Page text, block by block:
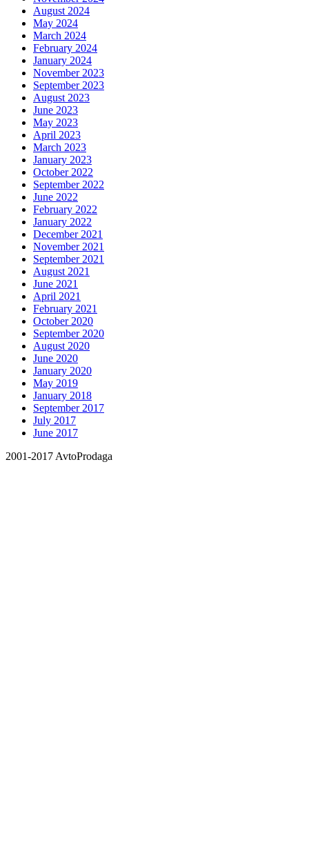
August 2024
May 2024
March 2024
February 2024
January 2024
November 2023
September 2023
August 2023
June 2023
May 2023
April 2023
March 2023
January 2023
October 2022
September 2022
June 2022
February 2022
January 2022
December 2021
November 2021
September 2021
August 2021
June 2021
April 2021
February 2021
October 2020
September 2020
August 2020
June 2020
January 2020
May 2019
January 2018
September 2017
July 2017
June 2017
2001-2017 AvtoProdaga